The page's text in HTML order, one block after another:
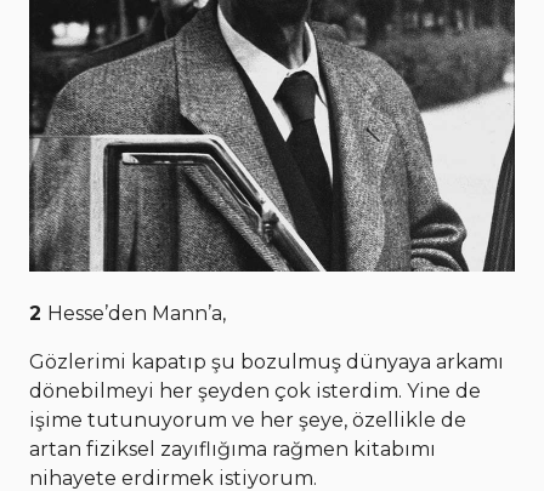
2 Hesse’den Mann’a,
Gözlerimi kapatıp şu bozulmuş dünyaya arkamı
dönebilmeyi her şeyden çok isterdim. Yine de
işime tutunuyorum ve her şeye, özellikle de
artan fiziksel zayıflığıma rağmen kitabımı
nihayete erdirmek istiyorum.